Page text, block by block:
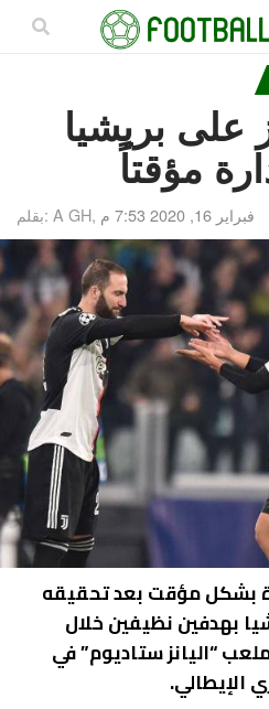
على بريشيا
مؤقتاً
بقلم: A GH, فبراير 16, 2020 7:53 م
بشكل مؤقت بعد تحقيقه
بهدفين نظيفين خلال
“اليانز ستاديوم” في